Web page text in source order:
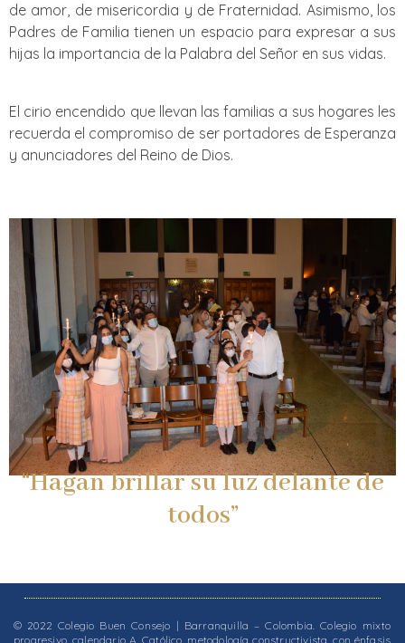
de amor, de misericordia y de Fraternidad. Asimismo, los
Padres de Familia tienen un espacio para expresar a sus
hijas la importancia de la Palabra del Señor en sus vidas.
El cirio encendido que llevan las familias a sus hogares les
recuerda el compromiso de ser portadores de Esperanza
y anunciadores del Reino de Dios.
“Hagan brillar su luz delante de
todos”
© 2022 Colegio Buen Consejo | Barranquilla – Colombia. Colegio mixto
progresivo, calendario A, Católico, metodología constructivista, con énfasis